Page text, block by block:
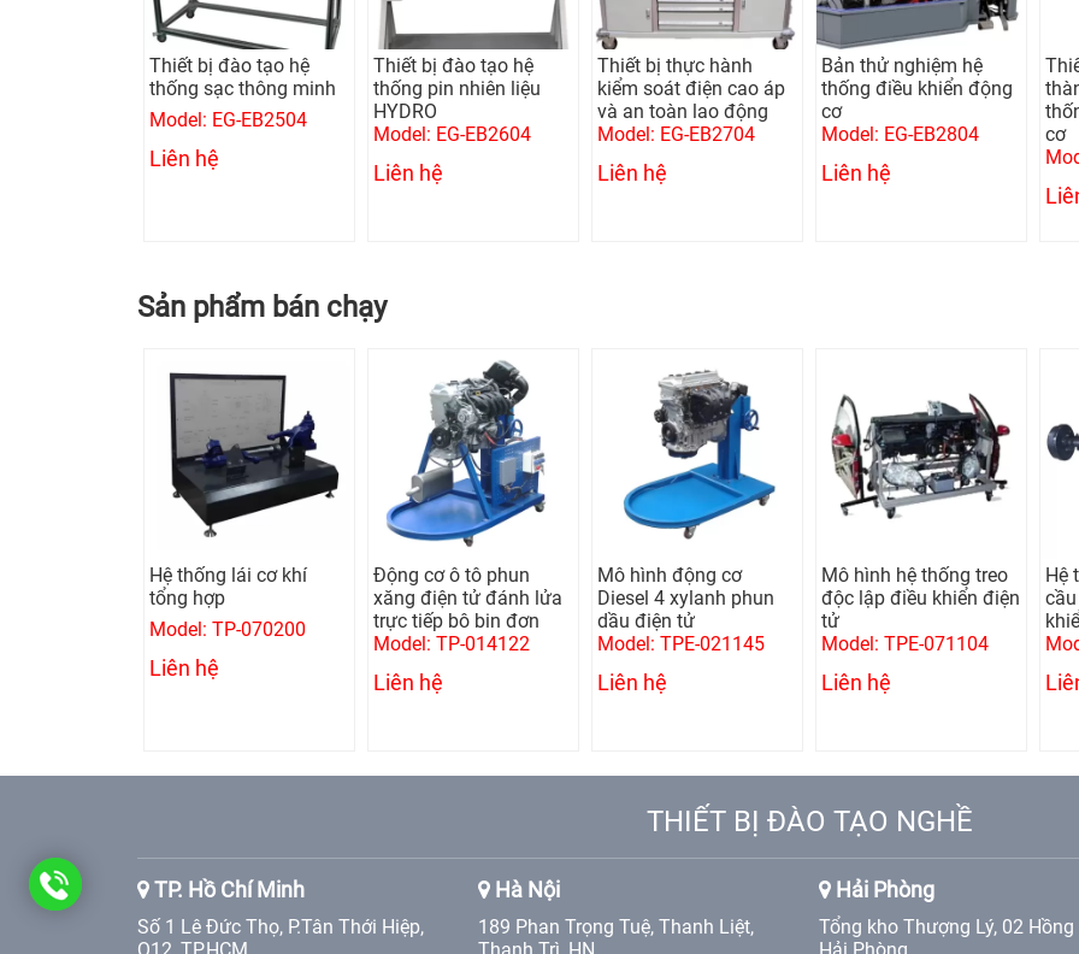
Thiết bị đào tạo hệ
thống sạc thông minh
Model: EG-EB2504
Liên hệ
Thiết bị đào tạo hệ
thống pin nhiên liệu
HYDRO
Model: EG-EB2604
Liên hệ
Thiết bị thực hành
kiểm soát điện cao áp
và an toàn lao động
Model: EG-EB2704
Liên hệ
Bản thử nghiệm hệ
thống điều khiển động
cơ
Model: EG-EB2804
Liên hệ
cơ
Sản phẩm bán chạy
Hệ thống lái cơ khí
tổng hợp
Model: TP-070200
Liên hệ
Động cơ ô tô phun
xăng điện tử đánh lửa
trực tiếp bô bin đơn
Model: TP-014122
Liên hệ
Mô hình động cơ
Diesel 4 xylanh phun
dầu điện tử
Model: TPE-021145
Liên hệ
Mô hình hệ thống treo
độc lập điều khiển điện
tử
Model: TPE-071104
Liên hệ
Hệ
THIẾT BỊ ĐÀO TẠO NGHỀ
TP. Hồ Chí Minh
Số 1 Lê Đức Thọ, P.Tân Thới Hiệp,
Q12, TP.HCM
Hà Nội
189 Phan Trọng Tuệ, Thanh Liệt,
Thanh Trì, HN
Hải Phòng
Tổng kho Thượng Lý, 02 Hồng
Hải Phòng